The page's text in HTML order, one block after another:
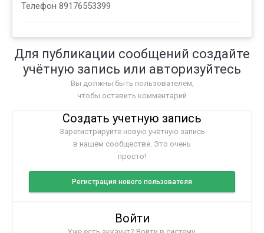
Телефон 89176553399
Для публикации сообщений создайте
учётную запись или авторизуйтесь
Вы должны быть пользователем,
чтобы оставить комментарий
Создать учетную запись
Зарегистрируйте новую учётную запись
в нашем сообществе. Это очень
просто!
Регистрация нового пользователя
Войти